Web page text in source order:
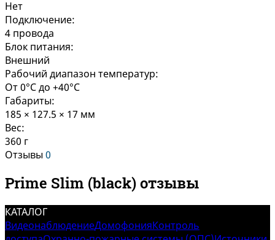
Нет
Подключение:
4 провода
Блок питания:
Внешний
Рабочий диапазон температур:
От 0°C до +40°C
Габариты:
185 × 127.5 × 17 мм
Вес:
360 г
Отзывы0
Prime Slim (black) отзывы
КАТАЛОГ
ВидеонаблюдениеДомофонияКонтроль